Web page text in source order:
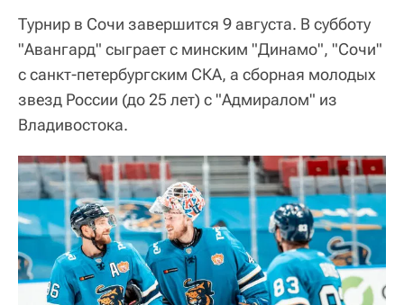
Турнир в Сочи завершится 9 августа. В субботу
"Авангард" сыграет с минским "Динамо", "Сочи"
с санкт-петербургским СКА, а сборная молодых
звезд России (до 25 лет) с "Адмиралом" из
Владивостока.